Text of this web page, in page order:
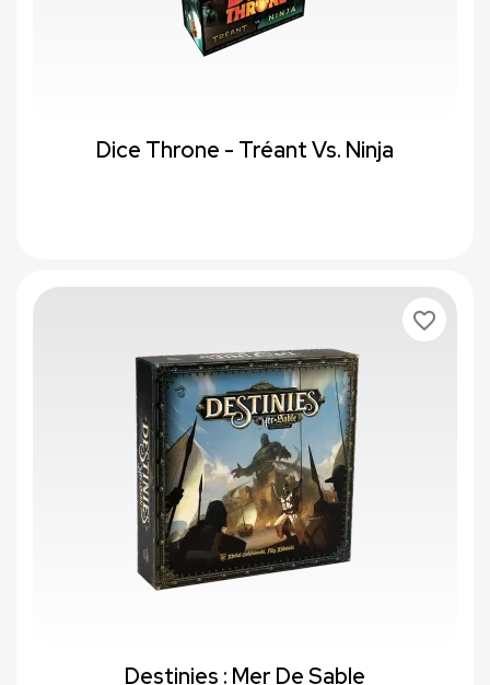
Dice Throne - Tréant Vs. Ninja
Destinies : Mer De Sable
favorite_border